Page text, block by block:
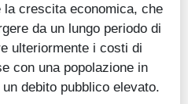
la crescita economica, che
da un lungo periodo di
ulteriormente i costi di
con una popolazione in
debito pubblico elevato.